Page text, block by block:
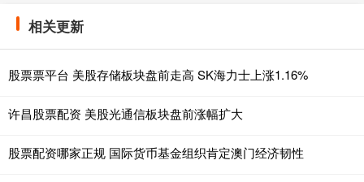
相关更新
股票票平台 美股存储板块盘前走高 SK海力士上涨1.16%
许昌股票配资 美股光通信板块盘前涨幅扩大
股票配资哪家正规 国际货币基金组织肯定澳门经济韧性